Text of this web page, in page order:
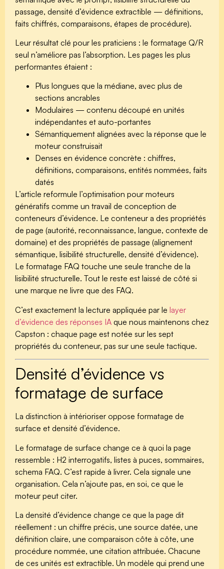
passage, densité d’évidence extractible — définitions,
faits chiffrés, comparaisons, étapes de procédure).
Leur résultat clé pour les praticiens : le formatage Q/R
seul n’améliore pas l’absorption. Les pages les plus
performantes étaient :
Plus longues que la médiane, avec plus de
sections ancrables
Modulaires — contenu découpé en unités
indépendantes et auto-portantes
Sémantiquement alignées avec la réponse que le
moteur construisait
Denses en évidence concrète : chiffres,
définitions, comparaisons, entités nommées, faits
datés
L’article reformule l’optimisation pour moteurs
génératifs comme un travail de conception de
conteneurs d’évidence. Le conteneur a des propriétés
de page (autorité, reconnaissance, langue, contexte de
domaine) et des propriétés de passage (alignement
sémantique, lisibilité structurelle, densité d’évidence).
Le formatage FAQ touche une seule tranche de la
lisibilité structurelle. Tout le reste est laissé de côté si
une marque ne livre que des FAQ.
C’est exactement la lecture appliquée par le layer
d’évidence des réponses IA que nous maintenons chez
Capston : chaque page est notée sur les sept
propriétés du conteneur, pas sur une seule tactique.
Densité d’évidence vs
formatage de surface
La distinction à intérioriser oppose formatage de
surface et densité d’évidence.
Le formatage de surface change ce à quoi la page
ressemble : H2 interrogatifs, listes à puces, sommaires,
schema FAQ. C’est rapide à livrer. Cela signale une
organisation. Cela n’ajoute pas, en soi, ce que le
moteur peut citer.
La densité d’évidence change ce que la page dit
réellement : un chiffre précis, une source datée, une
définition claire, une comparaison côte à côte, une
procédure nommée, une citation attribuée. Chacune
de ces unités est extractible. Un modèle qui prend une